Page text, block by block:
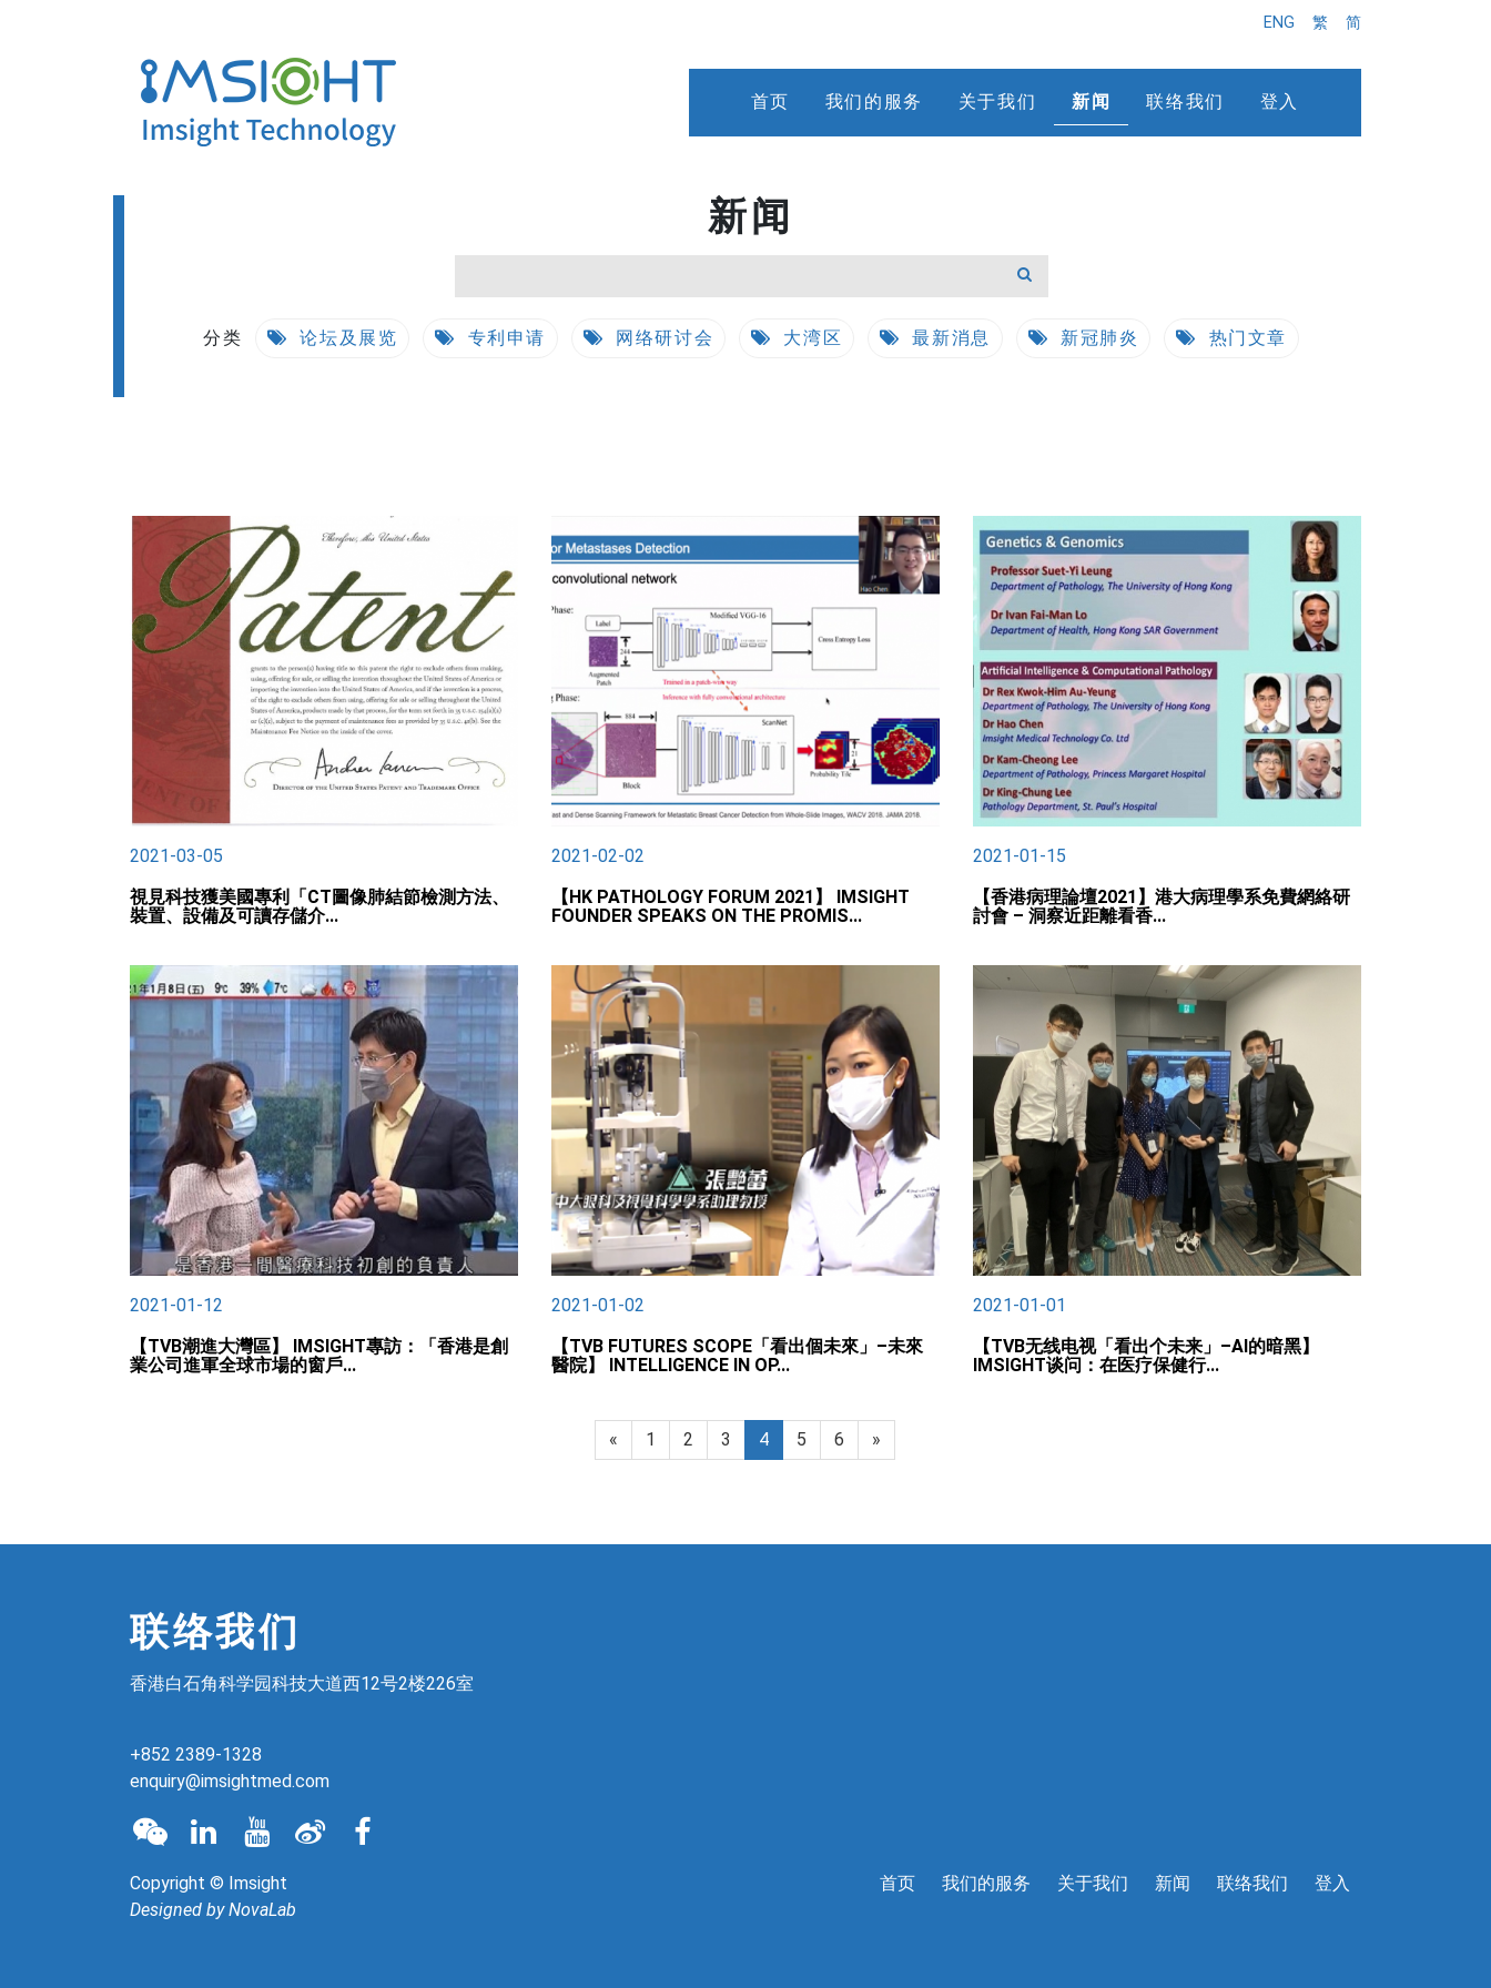
ENG 繁 简
首页 我们的服务 关于我们 新闻 联络我们 登入
新闻
分类 论坛及展览 专利申请 网络研讨会 大湾区 最新消息 新冠肺炎 热门文章
2021-03-05
視見科技獲美國專利「CT圖像肺結節檢測方法、
裝置、設備及可讀存儲介...
2021-02-02
【HK PATHOLOGY FORUM 2021】 IMSIGHT
FOUNDER SPEAKS ON THE PROMIS...
2021-01-15
【香港病理論壇2021】港大病理學系免費網絡研
討會 – 洞察近距離看香...
2021-01-12
【TVB潮進大灣區】 IMSIGHT專訪：「香港是創
業公司進軍全球市場的窗戶...
2021-01-02
【TVB FUTURES SCOPE「看出個未來」–未來
醫院】 INTELLIGENCE IN OP...
2021-01-01
【TVB无线电视「看出个未来」–AI的暗黑】
IMSIGHT谈问：在医疗保健行...
« 1 2 3 4 5 6 »
联络我们
香港白石角科学园科技大道西12号2楼226室
+852 2389-1328
enquiry@imsightmed.com
Copyright © Imsight
Designed byNovaLab
首页 我们的服务 关于我们 新闻 联络我们 登入